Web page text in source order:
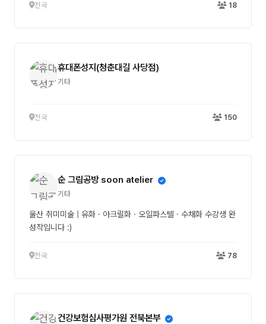
전국 18
휴대폰성지(청춘대길 사당점)
기타
전국 150
순 그림공방 soon atelier
기타
울산 취미미술 | 유화 · 아크릴화 · 오일파스텔 · 수채화 수강생 완
성작입니다 :)
전국 78
건강보험심사평가원 전북본부